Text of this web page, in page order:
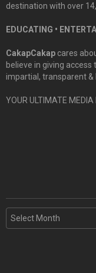
destination with over
EDUCATING •
CakapCakap cares
believe in giving
impartial, transparent &
YOUR ULTIMATE MEDIA